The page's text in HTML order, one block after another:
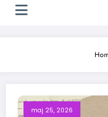
maj 25, 2026